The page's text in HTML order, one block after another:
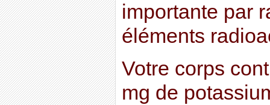
importante par
éléments
Votre corps
mg de